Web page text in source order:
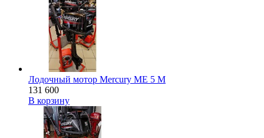
Лодочный мотор Mercury ME 5 M
131 600
В корзину